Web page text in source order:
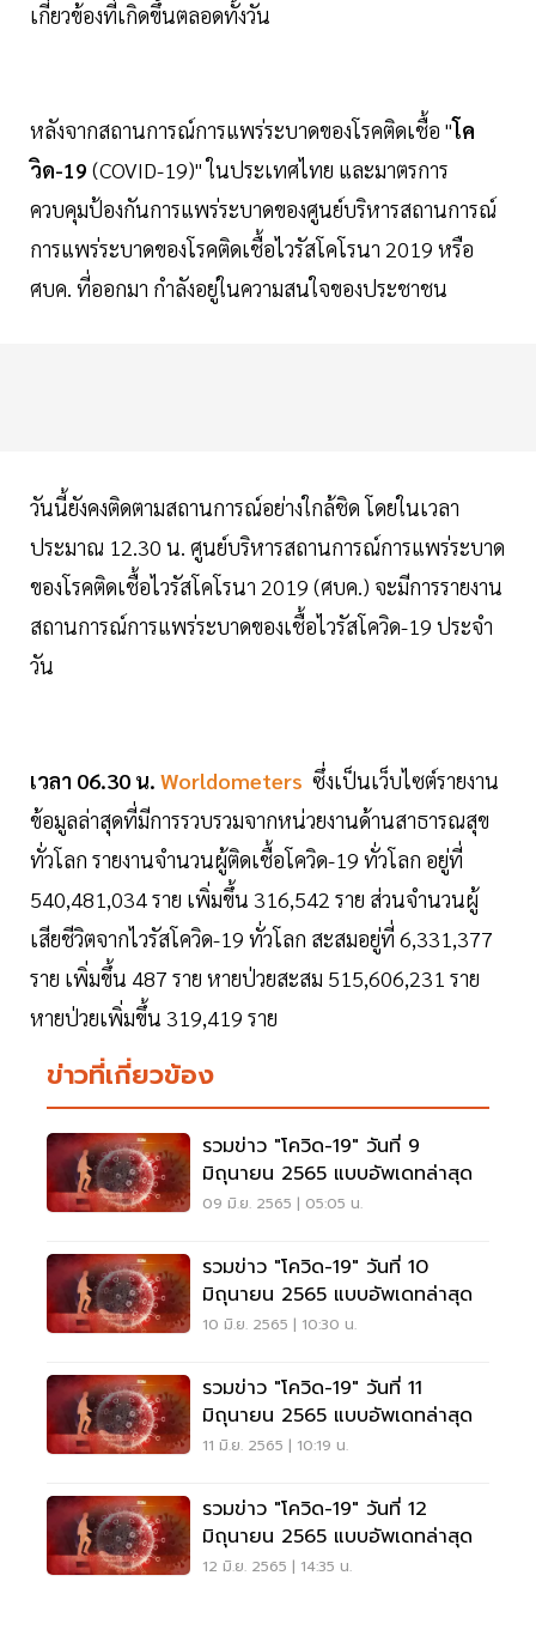
เกี่ยวข้องที่เกิดขึ้นตลอดทั้งวัน
หลังจากสถานการณ์การแพร่ระบาดของโรคติดเชื้อ "โค
วิด-19 (COVID-19)" ในประเทศไทย และมาตรการ
ควบคุมป้องกันการแพร่ระบาดของศูนย์บริหารสถานการณ์
การแพร่ระบาดของโรคติดเชื้อไวรัสโคโรนา 2019 หรือ
ศบค. ที่ออกมา กำลังอยู่ในความสนใจของประชาชน
วันนี้ยังคงติดตามสถานการณ์อย่างใกล้ชิด โดยในเวลา
ประมาณ 12.30 น. ศูนย์บริหารสถานการณ์การแพร่ระบาด
ของโรคติดเชื้อไวรัสโคโรนา 2019 (ศบค.) จะมีการรายงาน
สถานการณ์การแพร่ระบาดของเชื้อไวรัสโควิด-19 ประจำ
วัน
เวลา 06.30 น. Worldometers ซึ่งเป็นเว็บไซต์รายงาน
ข้อมูลล่าสุดที่มีการรวบรวมจากหน่วยงานด้านสาธารณสุข
ทั่วโลก รายงานจำนวนผู้ติดเชื้อโควิด-19 ทั่วโลก อยู่ที่
540,481,034 ราย เพิ่มขึ้น 316,542 ราย ส่วนจำนวนผู้
เสียชีวิตจากไวรัสโควิด-19 ทั่วโลก สะสมอยู่ที่ 6,331,377
ราย เพิ่มขึ้น 487 ราย หายป่วยสะสม 515,606,231 ราย
หายป่วยเพิ่มขึ้น 319,419 ราย
ข่าวที่เกี่ยวข้อง
รวมข่าว "โควิด-19" วันที่ 9
มิถุนายน 2565 แบบอัพเดทล่าสุด
09 มิ.ย. 2565 | 05:05 น.
รวมข่าว "โควิด-19" วันที่ 10
มิถุนายน 2565 แบบอัพเดทล่าสุด
10 มิ.ย. 2565 | 10:30 น.
รวมข่าว "โควิด-19" วันที่ 11
มิถุนายน 2565 แบบอัพเดทล่าสุด
11 มิ.ย. 2565 | 10:19 น.
รวมข่าว "โควิด-19" วันที่ 12
มิถุนายน 2565 แบบอัพเดทล่าสุด
12 มิ.ย. 2565 | 14:35 น.